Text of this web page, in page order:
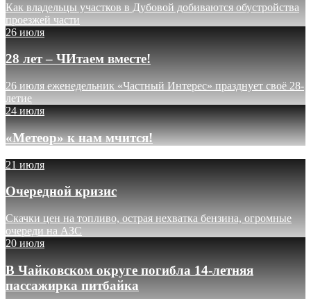
Как владельцы участков в Дубовой добиваются обустройства
проезжей части
26 июля
28 лет – ЧИтаем вместе!
26 июля еженедельник «Частный Интерес» празднует своё 28-
летие
24 июля
«Метеор» к нам мчится!
21 июля
Очередной кризис
Скачки цен на топливо, острая нехватка бензина, огромные
очереди на АЗС
20 июля
В Чайковском округе погибла 14-летняя
пассажирка питбайка